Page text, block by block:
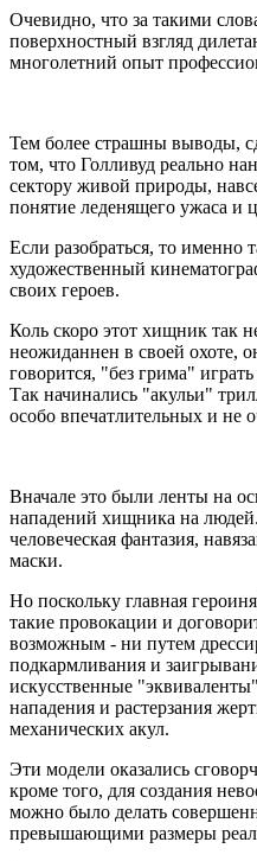
Очевидно, что за такими
поверхностный взгляд
многолетний опыт
Тем более страшны выводы,
том, что Голливуд реально
сектору живой природы,
понятие леденящего ужаса и
Если разобраться, то именно
художественный
своих героев.
Коль скоро этот хищник так
неожиданнен в своей охоте,
говорится, "без грима"
Так начинались "акульи"
особо впечатлительных и не
Вначале это были ленты на
нападений хищника на
человеческая фантазия,
маски.
Но поскольку главная
такие провокации и
возможным - ни путем
подкармливания и
искусственные
нападения и растерзания
механических акул.
Эти модели оказались
кроме того, для создания
можно было делать
превышающими размеры